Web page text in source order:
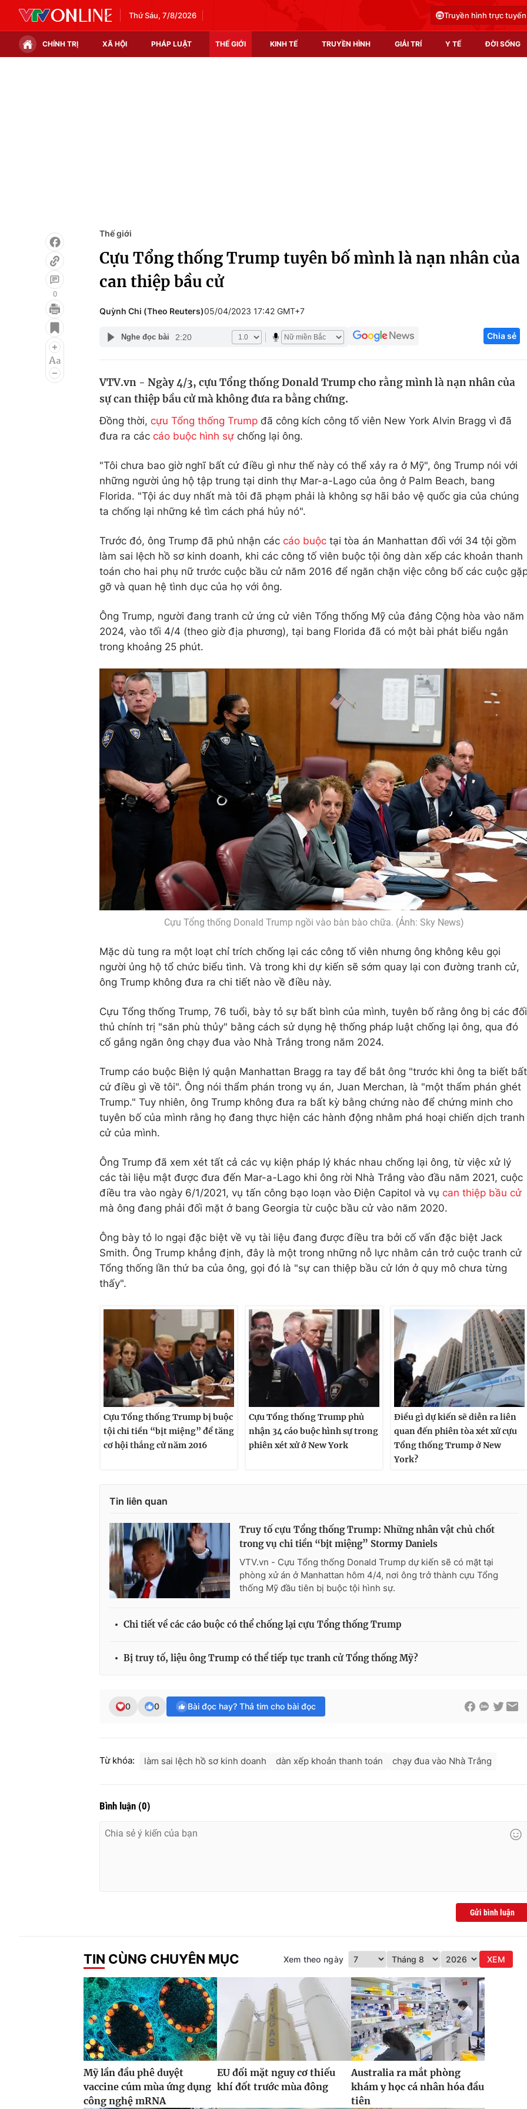
Thứ Sáu, 7/8/2026 Truyền hình trực tuyến
CHÍNH TRỊ XÃ HỘI PHÁP LUẬT THẾ GIỚI KINH TẾ TRUYỀN HÌNH GIẢI TRÍ Y TẾ ĐỜI SỐNG
Infographic
Điện ảnh
Âm nhạc
Du lịch
Chất lượng cuộc sống
Tuyển sinh
Hitech Công
Thị trường
0
Thế giới
Cựu Tổng thống Trump tuyên bố mình là nạn nhân của
can thiệp bầu cử
Quỳnh Chi (Theo Reuters)05/04/2023 17:42 GMT+7
Nghe đọc bài 2:20 Chia sẻ
VTV.vn - Ngày 4/3, cựu Tổng thống Donald Trump cho rằng mình là nạn nhân của
sự can thiệp bầu cử mà không đưa ra bằng chứng.
Đồng thời, cựu Tổng thống Trump đã công kích công tố viên New York Alvin Bragg vì đã
đưa ra các cáo buộc hình sự chống lại ông.
"Tôi chưa bao giờ nghĩ bất cứ điều gì như thế này có thể xảy ra ở Mỹ", ông Trump nói với
những người ủng hộ tập trung tại dinh thự Mar-a-Lago của ông ở Palm Beach, bang
Florida. "Tội ác duy nhất mà tôi đã phạm phải là không sợ hãi bảo vệ quốc gia của chúng
ta chống lại những kẻ tìm cách phá hủy nó".
Trước đó, ông Trump đã phủ nhận các cáo buộc tại tòa án Manhattan đối với 34 tội gồm
làm sai lệch hồ sơ kinh doanh, khi các công tố viên buộc tội ông dàn xếp các khoản thanh
toán cho hai phụ nữ trước cuộc bầu cử năm 2016 để ngăn chặn việc công bố các cuộc
gỡ và quan hệ tình dục của họ với ông.
Ông Trump, người đang tranh cử ứng cử viên Tổng thống Mỹ của đảng Cộng hòa vào năm
2024, vào tối 4/4 (theo giờ địa phương), tại bang Florida đã có một bài phát biểu ngắn
trong khoảng 25 phút.
Cựu Tổng thống Donald Trump ngồi vào bàn bào chữa. (Ảnh: Sky News)
Mặc dù tung ra một loạt chỉ trích chống lại các công tố viên nhưng ông không kêu gọi
người ủng hộ tổ chức biểu tình. Và trong khi dự kiến ​​sẽ sớm quay lại con đường tranh cử,
ông Trump không đưa ra chi tiết nào về điều này.
Cựu Tổng thống Trump, 76 tuổi, bày tỏ sự bất bình của mình, tuyên bố rằng ông bị các đối
thủ chính trị "săn phù thủy" bằng cách sử dụng hệ thống pháp luật chống lại ông, qua đó
cố gắng ngăn ông chạy đua vào Nhà Trắng trong năm 2024.
Trump cáo buộc Biện lý quận Manhattan Bragg ra tay để bắt ông "trước khi ông ta biết bất
cứ điều gì về tôi". Ông nói thẩm phán trong vụ án, Juan Merchan, là "một thẩm phán ghét
Trump." Tuy nhiên, ông Trump không đưa ra bất kỳ bằng chứng nào để chứng minh cho
tuyên bố của mình rằng họ đang thực hiện các hành động nhằm phá hoại chiến dịch tranh
cử của mình.
Ông Trump đã xem xét tất cả các vụ kiện pháp lý khác nhau chống lại ông, từ việc xử lý
các tài liệu mật được đưa đến Mar-a-Lago khi ông rời Nhà Trắng vào đầu năm 2021, cuộc
điều tra vào ngày 6/1/2021, vụ tấn công bạo loạn vào Điện Capitol và vụ can thiệp bầu cử
mà ông đang phải đối mặt ở bang Georgia từ cuộc bầu cử vào năm 2020.
Ông bày tỏ lo ngại đặc biệt về vụ tài liệu đang được điều tra bởi cố vấn đặc biệt Jack
Smith. Ông Trump khẳng định, đây là một trong những nỗ lực nhằm cản trở cuộc tranh cử
Tổng thống lần thứ ba của ông, gọi đó là "sự can thiệp bầu cử lớn ở quy mô chưa từng
thấy".
Cựu Tổng thống Trump bị buộc
tội chi tiền “bịt miệng” để tăng
cơ hội thắng cử năm 2016
Cựu Tổng thống Trump phủ
nhận 34 cáo buộc hình sự trong
phiên xét xử ở New York
Điều gì dự kiến sẽ diễn ra liên
quan đến phiên tòa xét xử cựu
Tổng thống Trump ở New
York?
Tin liên quan
Truy tố cựu Tổng thống Trump: Những nhân vật chủ chốt
trong vụ chi tiền “bịt miệng” Stormy Daniels
VTV.vn - Cựu Tổng thống Donald Trump dự kiến sẽ có mặt tại
phòng xử án ở Manhattan hôm 4/4, nơi ông trở thành cựu Tổng
thống Mỹ đầu tiên bị buộc tội hình sự.
Chi tiết về các cáo buộc có thể chống lại cựu Tổng thống Trump
Bị truy tố, liệu ông Trump có thể tiếp tục tranh cử Tổng thống Mỹ?
0 0 Bài đọc hay? Thả tim cho bài đọc
Từ khóa: làm sai lệch hồ sơ kinh doanh dàn xếp khoản thanh toán chạy đua vào Nhà Trắng
Bình luận (0)
Gửi bình luận
TIN CÙNG CHUYÊN MỤC Xem theo ngày XEM
Mỹ lần đầu phê duyệt
vaccine cúm mùa ứng dụng
công nghệ mRNA
EU đối mặt nguy cơ thiếu
khí đốt trước mùa đông
Australia ra mắt phòng
khám y học cá nhân hóa đầu
tiên